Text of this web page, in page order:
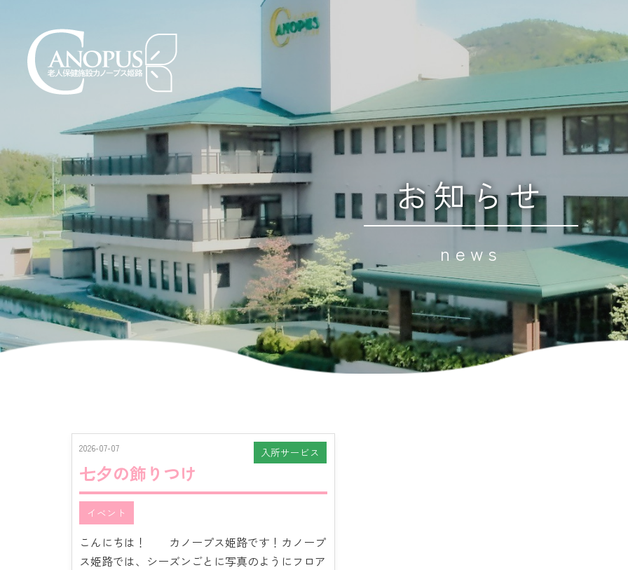
お知らせ
news
2026-07-07
七夕の飾りつけ
入所サービス
イベント
こんにちは！ カノープス姫路です！カノープ
ス姫路では、シーズンごとに写真のようにフロア